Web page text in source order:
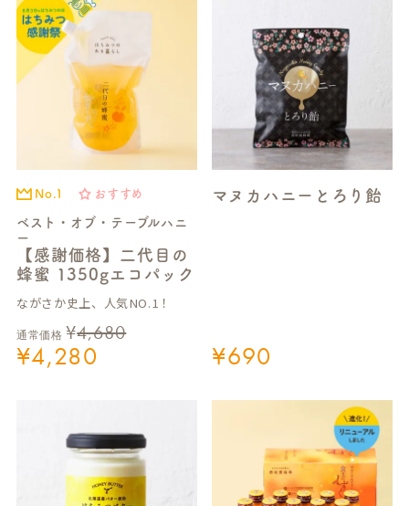
No.1 おすすめ
ベスト・オブ・テーブルハニ
ー
【感謝価格】二代目の
蜂蜜 1350gエコパック
ながさか史上、人気NO.1！
通常価格 ¥4,680
¥4,280
マヌカハニーとろり飴
¥690